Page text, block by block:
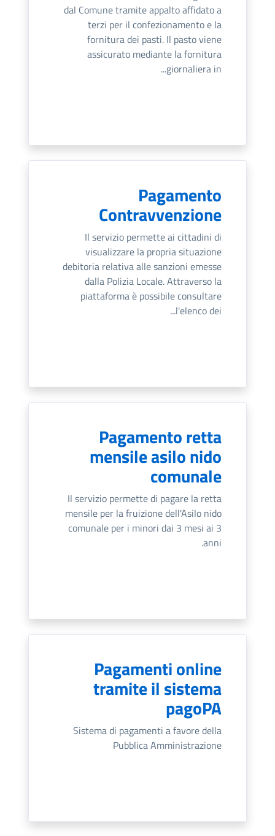
dal Comune tramite appalto affidato a
terzi per il confezionamento e la
fornitura dei pasti. Il pasto viene
assicurato mediante la fornitura
giornaliera in...
Pagamento
Contravvenzione
Il servizio permette ai cittadini di
visualizzare la propria situazione
debitoria relativa alle sanzioni emesse
dalla Polizia Locale. Attraverso la
piattaforma è possibile consultare
l'elenco dei...
Pagamento retta
mensile asilo nido
comunale
Il servizio permette di pagare la retta
mensile per la fruizione dell'Asilo nido
comunale per i minori dai 3 mesi ai 3
anni.
Pagamenti online
tramite il sistema
pagoPA
Sistema di pagamenti a favore della
Pubblica Amministrazione